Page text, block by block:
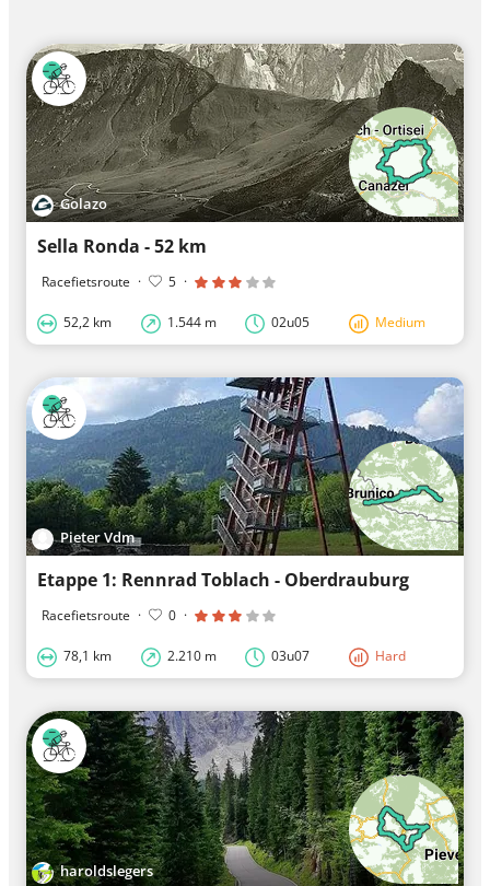
Golazo
Sella Ronda - 52 km
Racefietsroute · 5 ·
52,2 km 1.544 m 02u05 Medium
Pieter Vdm
Etappe 1: Rennrad Toblach - Oberdrauburg
Racefietsroute · 0 ·
78,1 km 2.210 m 03u07 Hard
haroldslegers